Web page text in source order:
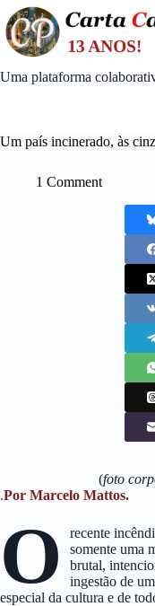
Skip
to
content
Uma plataforma
Um país incinerado, às
1 Comment
(foto
.Por Marcelo Mattos.
O
recente
somente uma
brutal,
ingestão de
especial da cultura e de